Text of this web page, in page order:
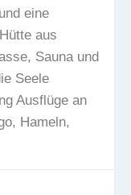
eine
aus
Sauna und
Seele
Ausflüge an
Hameln,